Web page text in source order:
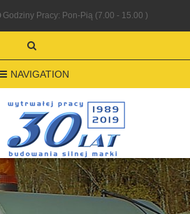
Godziny Pracy: Pon-Pią (7.00 - 15.00 )
NAVIGATION